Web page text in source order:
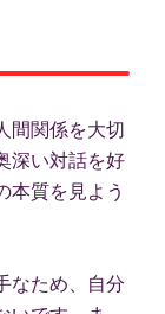
間関係を大切
深い対話を好
本質を見よう
なため、自分